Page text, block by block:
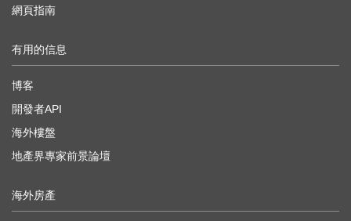
網頁指南
有用的信息
博客
開發者API
海外樓盤
地產界專家前景論壇
海外房產